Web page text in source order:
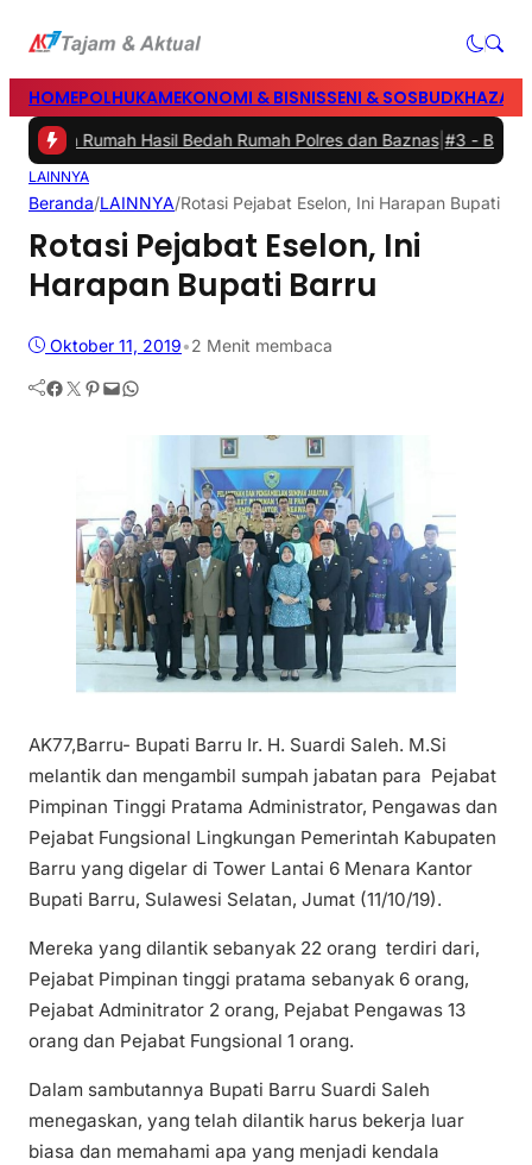
HOMEPOLHUKAMEKONOMI & BISNISSENI & SOSBUD
Rumah Hasil Bedah Rumah Polres dan Baznas|#3 -Bupati
LAINNYA
Beranda/LAINNYA/Rotasi Pejabat Eselon, Ini Harapan Bupati
Rotasi Pejabat Eselon, Ini
Harapan Bupati Barru
Oktober 11, 2019•2 Menit membaca
Facebook Twitter Pinterest Mail WhatsApp
AK77,Barru- Bupati Barru Ir. H. Suardi Saleh. M.Si
melantik dan mengambil sumpah jabatan para Pejabat
Pimpinan Tinggi Pratama Administrator, Pengawas dan
Pejabat Fungsional Lingkungan Pemerintah Kabupaten
Barru yang digelar di Tower Lantai 6 Menara Kantor
Bupati Barru, Sulawesi Selatan, Jumat (11/10/19).
Mereka yang dilantik sebanyak 22 orang terdiri dari,
Pejabat Pimpinan tinggi pratama sebanyak 6 orang,
Pejabat Adminitrator 2 orang, Pejabat Pengawas 13
orang dan Pejabat Fungsional 1 orang.
Dalam sambutannya Bupati Barru Suardi Saleh
menegaskan, yang telah dilantik harus bekerja luar
biasa dan memahami apa yang menjadi kendala